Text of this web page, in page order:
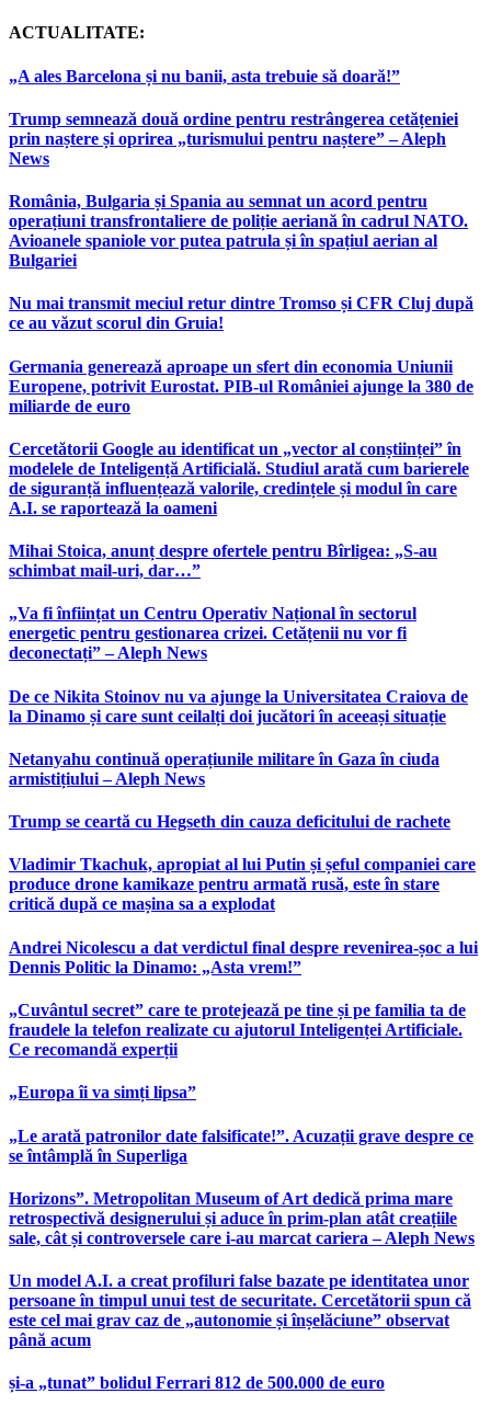
ACTUALITATE:
„A ales Barcelona și nu banii, asta trebuie să doară!”
Trump semnează două ordine pentru restrângerea cetățeniei
prin naștere și oprirea „turismului pentru naștere” – Aleph
News
România, Bulgaria și Spania au semnat un acord pentru
operațiuni transfrontaliere de poliție aeriană în cadrul NATO.
Avioanele spaniole vor putea patrula și în spațiul aerian al
Bulgariei
Nu mai transmit meciul retur dintre Tromso și CFR Cluj după
ce au văzut scorul din Gruia!
Germania generează aproape un sfert din economia Uniunii
Europene, potrivit Eurostat. PIB-ul României ajunge la 380 de
miliarde de euro
Cercetătorii Google au identificat un „vector al conștiinței” în
modelele de Inteligență Artificială. Studiul arată cum barierele
de siguranță influențează valorile, credințele și modul în care
A.I. se raportează la oameni
Mihai Stoica, anunț despre ofertele pentru Bîrligea: „S-au
schimbat mail-uri, dar…”
„Va fi înființat un Centru Operativ Național în sectorul
energetic pentru gestionarea crizei. Cetățenii nu vor fi
deconectați” – Aleph News
De ce Nikita Stoinov nu va ajunge la Universitatea Craiova de
la Dinamo și care sunt ceilalți doi jucători în aceeași situație
Netanyahu continuă operațiunile militare în Gaza în ciuda
armistițiului – Aleph News
Trump se ceartă cu Hegseth din cauza deficitului de rachete
Vladimir Tkachuk, apropiat al lui Putin și șeful companiei care
produce drone kamikaze pentru armată rusă, este în stare
critică după ce mașina sa a explodat
Andrei Nicolescu a dat verdictul final despre revenirea-șoc a lui
Dennis Politic la Dinamo: „Asta vrem!”
„Cuvântul secret” care te protejează pe tine și pe familia ta de
fraudele la telefon realizate cu ajutorul Inteligenței Artificiale.
Ce recomandă experții
„Europa îi va simți lipsa”
„Le arată patronilor date falsificate!”. Acuzații grave despre ce
se întâmplă în Superliga
Horizons”. Metropolitan Museum of Art dedică prima mare
retrospectivă designerului și aduce în prim-plan atât creațiile
sale, cât și controversele care i-au marcat cariera – Aleph News
Un model A.I. a creat profiluri false bazate pe identitatea unor
persoane în timpul unui test de securitate. Cercetătorii spun că
este cel mai grav caz de „autonomie și înșelăciune” observat
până acum
și-a „tunat” bolidul Ferrari 812 de 500.000 de euro